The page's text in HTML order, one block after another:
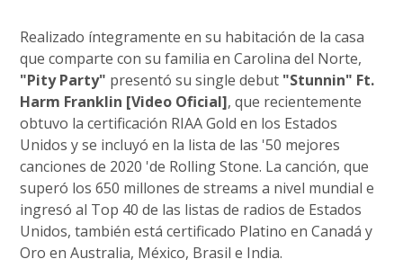
Realizado íntegramente en su habitación de la casa
que comparte con su familia en Carolina del Norte,
"Pity Party" presentó su single debut "Stunnin" Ft.
Harm Franklin [Video Oficial], que recientemente
obtuvo la certificación RIAA Gold en los Estados
Unidos y se incluyó en la lista de las '50 mejores
canciones de 2020 'de Rolling Stone. La canción, que
superó los 650 millones de streams a nivel mundial e
ingresó al Top 40 de las listas de radios de Estados
Unidos, también está certificado Platino en Canadá y
Oro en Australia, México, Brasil e India.